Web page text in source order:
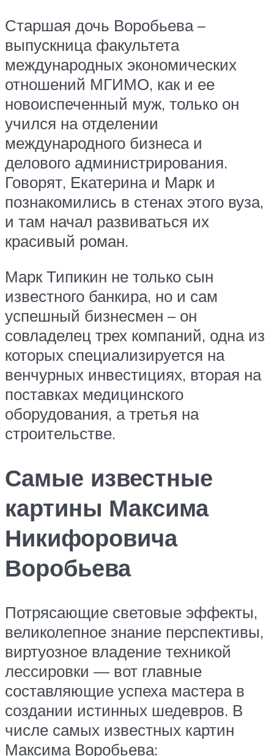
Старшая дочь Воробьева –
выпускница факультета
международных экономических
отношений МГИМО, как и ее
новоиспеченный муж, только он
учился на отделении
международного бизнеса и
делового администрирования.
Говорят, Екатерина и Марк и
познакомились в стенах этого вуза,
и там начал развиваться их
красивый роман.
Марк Типикин не только сын
известного банкира, но и сам
успешный бизнесмен – он
совладелец трех компаний, одна из
которых специализируется на
венчурных инвестициях, вторая на
поставках медицинского
оборудования, а третья на
строительстве.
Самые известные
картины Максима
Никифоровича
Воробьева
Потрясающие световые эффекты,
великолепное знание перспективы,
виртуозное владение техникой
лессировки — вот главные
составляющие успеха мастера в
создании истинных шедевров. В
числе самых известных картин
Максима Воробьева: